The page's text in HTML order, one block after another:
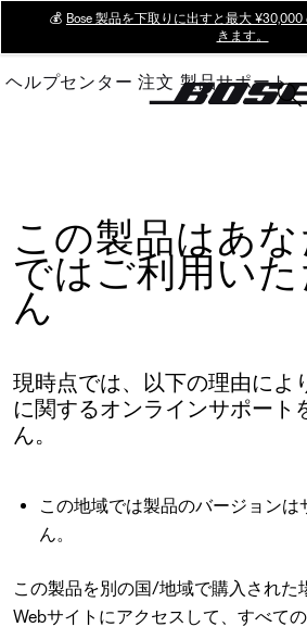
Main
💰 Bose 製品を下取りに出すと最大
きます。
ヘルプセンター 注文 製品サポート
この製品はあ
ではご利用い
ん
現時点では、以下の理由によ
に関するオンラインサポート
ん。
この地域では製品のバージョン
ん。
この製品を別の国/地域で購入された
Webサイトにアクセスして、すべて